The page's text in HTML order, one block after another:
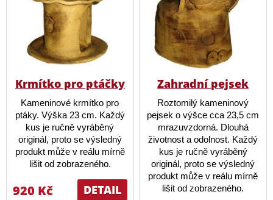
Krmítko pro ptáčky
Kameninové krmítko pro
ptáky. Výška 23 cm. Každý
kus je ručně vyráběný
originál, proto se výsledný
produkt může v reálu mírně
lišit od zobrazeného.
DETAIL
920 Kč
Zahradní pejsek
Roztomilý kameninový
pejsek o výšce cca 23,5 cm
mrazuvzdorná. Dlouhá
životnost a odolnost. Každý
kus je ručně vyráběný
originál, proto se výsledný
produkt může v reálu mírně
lišit od zobrazeného.